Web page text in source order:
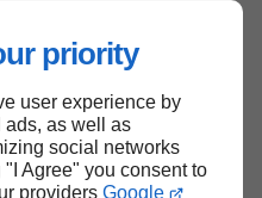
priority
user experience by
ads, as well as
social networks
Agree" you consent to
providers Google
page